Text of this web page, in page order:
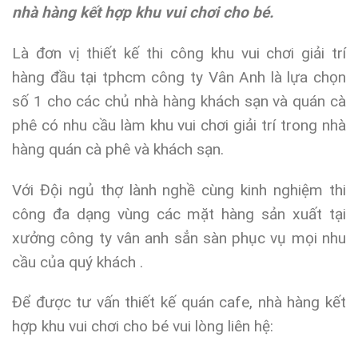
nhà hàng kết hợp khu vui chơi cho bé.
Là đơn vị thiết kế thi công khu vui chơi giải trí
hàng đầu tại tphcm công ty Vân Anh là lựa chọn
số 1 cho các chủ nhà hàng khách sạn và quán cà
phê có nhu cầu làm khu vui chơi giải trí trong nhà
hàng quán cà phê và khách sạn.
Với Đội ngủ thợ lành nghề cùng kinh nghiệm thi
công đa dạng vùng các mặt hàng sản xuất tại
xưởng công ty vân anh sẳn sàn phục vụ mọi nhu
cầu của quý khách .
Để được tư vấn thiết kế quán cafe, nhà hàng kết
hợp khu vui chơi cho bé vui lòng liên hệ: